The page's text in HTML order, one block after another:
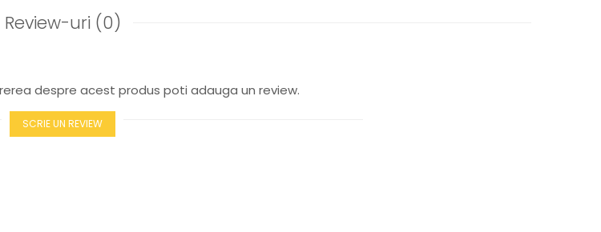
Review-uri (0)
despre acest produs poti adauga un review.
SCRIE UN REVIEW